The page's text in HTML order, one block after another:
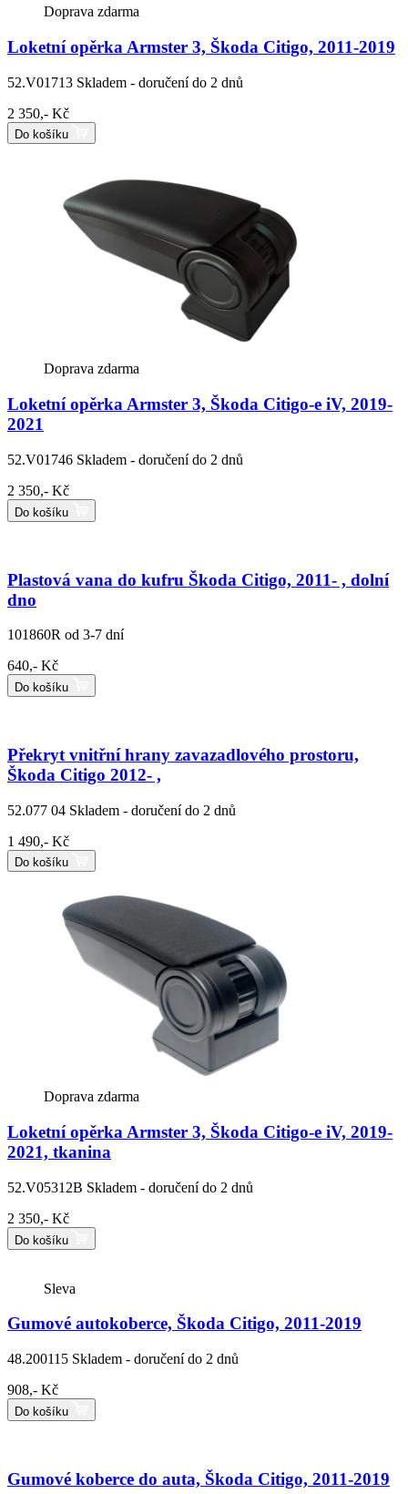
Doprava zdarma
Loketní opěrka Armster 3, Škoda Citigo, 2011-2019
52.V01713 Skladem - doručení do 2 dnů
2 350,- Kč
Do košíku
Doprava zdarma
Loketní opěrka Armster 3, Škoda Citigo-e iV, 2019-
2021
52.V01746 Skladem - doručení do 2 dnů
2 350,- Kč
Do košíku
Plastová vana do kufru Škoda Citigo, 2011- , dolní
dno
101860R od 3-7 dní
640,- Kč
Do košíku
Překryt vnitřní hrany zavazadlového prostoru,
Škoda Citigo 2012- ,
52.077 04 Skladem - doručení do 2 dnů
1 490,- Kč
Do košíku
Doprava zdarma
Loketní opěrka Armster 3, Škoda Citigo-e iV, 2019-
2021, tkanina
52.V05312B Skladem - doručení do 2 dnů
2 350,- Kč
Do košíku
Sleva
Gumové autokoberce, Škoda Citigo, 2011-2019
48.200115 Skladem - doručení do 2 dnů
908,- Kč
Do košíku
Gumové koberce do auta, Škoda Citigo, 2011-2019